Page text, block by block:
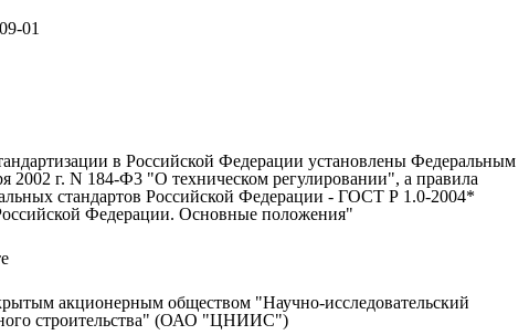
01
в Российской Федерации установлены Федеральным
2002 г. N 184-Ф3 "О техническом регулировании", а правила
стандартов Российской Федерации - ГОСТ Р 1.0-2004*
Федерации. Основные положения"
акционерным обществом "Научно-исследовательский
строительства" (ОАО "ЦНИИС")